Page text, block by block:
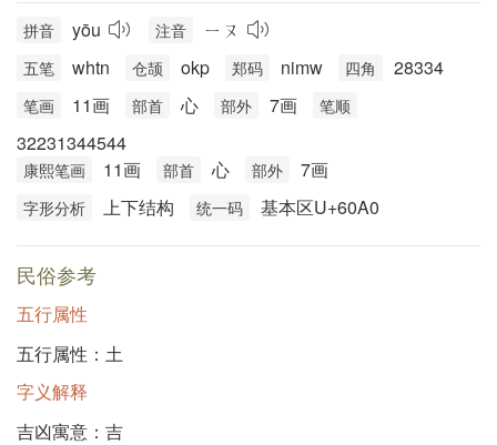
拼音 yōu 注音 ㄧㄡ
五笔 whtn 仓颉 okp 郑码 nimw 四角 28334
笔画 11画 部首 心 部外 7画 笔顺
32231344544
康熙笔画 11画 部首 心 部外 7画
字形分析 上下结构 统一码 基本区U+60A0
民俗参考
五行属性
五行属性：土
字义解释
吉凶寓意：吉